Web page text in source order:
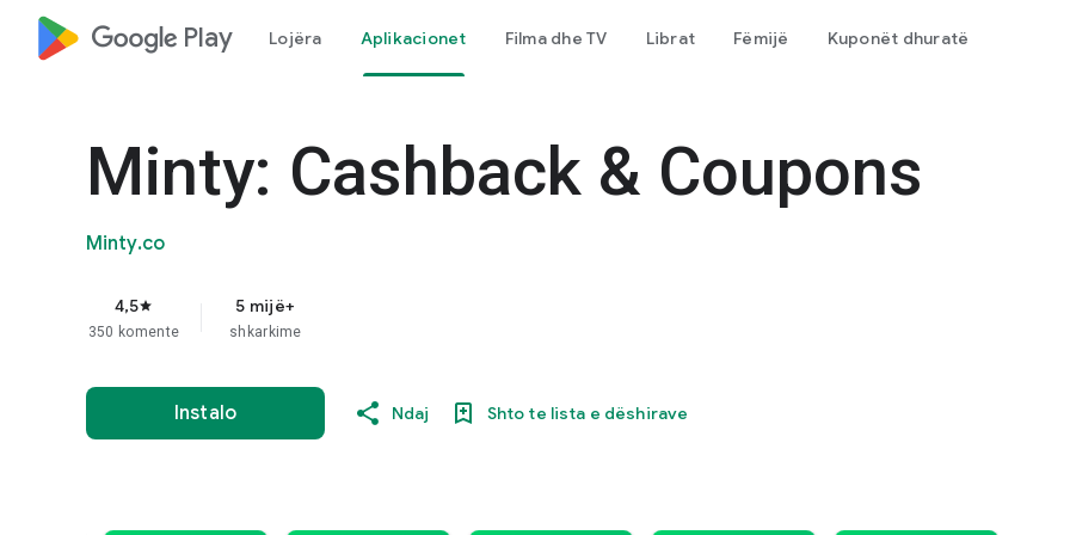
google_logo Play Lojëra Aplikacionet Filma dhe TV Librat Fëmijë Kuponët dhuratë
Minty: Cashback & Coupons
Minty.co
4,5star
350 komente
5 mijë+
shkarkime
Instalo Ndaj Shto te lista e dëshirave